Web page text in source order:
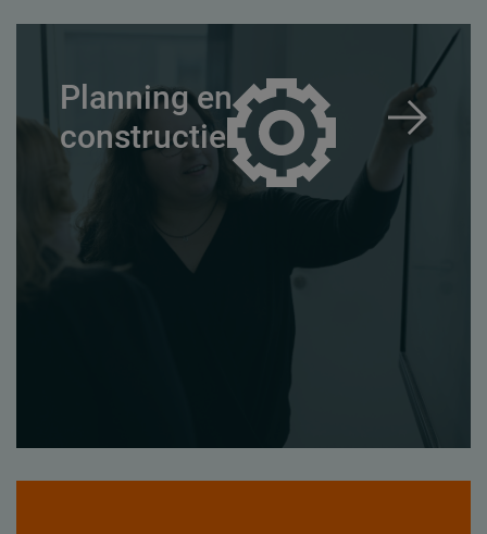
Planning en
constructie